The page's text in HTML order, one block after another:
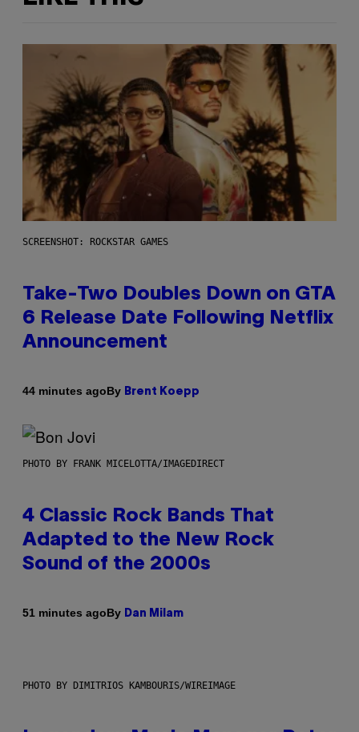
SCREENSHOT: ROCKSTAR GAMES
Take-Two Doubles Down on GTA
6 Release Date Following Netflix
Announcement
44 minutes agoBy Brent Koepp
PHOTO BY FRANK MICELOTTA/IMAGEDIRECT
4 Classic Rock Bands That
Adapted to the New Rock
Sound of the 2000s
51 minutes agoBy Dan Milam
PHOTO BY DIMITRIOS KAMBOURIS/WIREIMAGE